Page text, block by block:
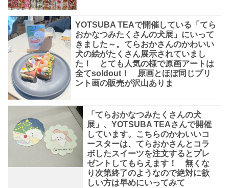
で
す。
写
真
映
え
も
し
そ
な
YOTSUBA TEAで開催している「てら
おかなつみたくさんの犬展」にいって
きました～。てらおかさんのかわいい
犬の絵がたくさん展示されていまし
た！ とても人気の様で原画アートは
全てsoldout！ 原画とほぼ同じプリ
ント画の販売が沢山ありま
「てらおかなつみたくさんの犬
展」、YOTSUBA TEAさんで開催
しています。こちらのかわいいコ
ースターは、てらおかさんとコラ
ボしたスイーツを注文するとプレ
ゼントしてもらえます！ 無くな
り次第終了のようなので絶対に欲
しい方は早めにいってみて